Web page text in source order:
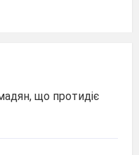
що протидіє